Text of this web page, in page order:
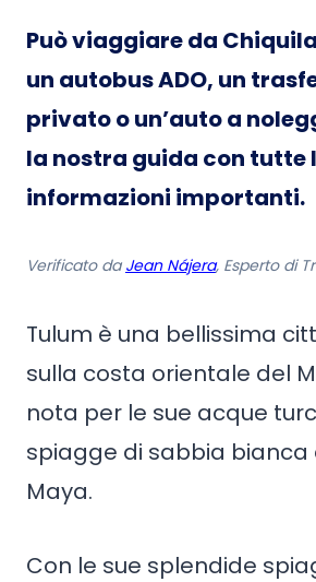
Può viaggiare da
un autobus ADO, un
privato o un’auto a
la nostra guida con tutte
informazioni importanti.
Verificato da Jean Nájera, Esperto di
Tulum è una bellissima
sulla costa orientale del
nota per le sue acque
spiagge di sabbia bianca
Maya.
Con le sue splendide